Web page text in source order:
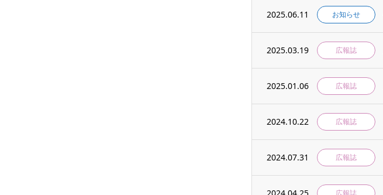
2025.06.11 お知らせ
2025.03.19 広報誌
2025.01.06 広報誌
2024.10.22 広報誌
2024.07.31 広報誌
広報誌